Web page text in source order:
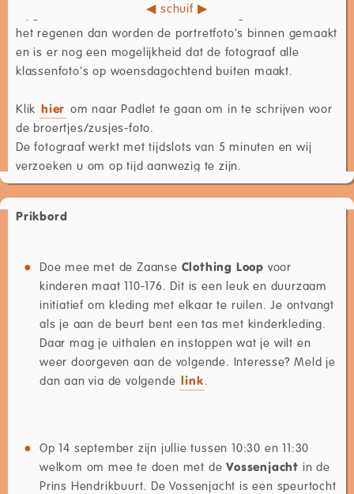
Bij goed weer worden alle foto's buiten gemaakt. Mocht
het regenen dan worden de portretfoto's binnen gemaakt
en is er nog een mogelijkheid dat de fotograaf alle
klassenfoto's op woensdagochtend buiten maakt.
Klik hier om naar Padlet te gaan om in te schrijven voor
de broertjes/zusjes-foto.
De fotograaf werkt met tijdslots van 5 minuten en wij
verzoeken u om op tijd aanwezig te zijn.
Prikbord
Doe mee met de Zaanse Clothing Loop voor
kinderen maat 110-176. Dit is een leuk en duurzaam
initiatief om kleding met elkaar te ruilen. Je ontvangt
als je aan de beurt bent een tas met kinderkleding.
Daar mag je uithalen en instoppen wat je wilt en
weer doorgeven aan de volgende. Interesse? Meld je
dan aan via de volgende link.
Op 14 september zijn jullie tussen 10:30 en 11:30
welkom om mee te doen met deVossenjacht in de
Prins Hendrikbuurt. De Vossenjacht is een speurtocht